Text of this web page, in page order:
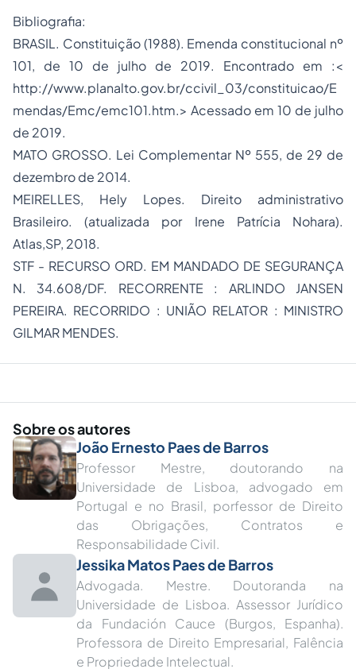
Bibliografia:
BRASIL. Constituição (1988). Emenda constitucional nº
101, de 10 de julho de 2019. Encontrado em :<
http://www.planalto.gov.br/ccivil_03/constituicao/E
mendas/Emc/emc101.htm.> Acessado em 10 de julho
de 2019.
MATO GROSSO. Lei Complementar Nº 555, de 29 de
dezembro de 2014.
MEIRELLES, Hely Lopes. Direito administrativo
Brasileiro. (atualizada por Irene Patrícia Nohara).
Atlas,SP, 2018.
STF - RECURSO ORD. EM MANDADO DE SEGURANÇA
N. 34.608/DF. RECORRENTE : ARLINDO JANSEN
PEREIRA. RECORRIDO : UNIÃO RELATOR : MINISTRO
GILMAR MENDES.
Sobre os autores
João Ernesto Paes de Barros
Professor Mestre, doutorando na
Universidade de Lisboa, advogado em
Portugal e no Brasil, porfessor de Direito
das Obrigações, Contratos e
Responsabilidade Civil.
Jessika Matos Paes de Barros
Advogada. Mestre. Doutoranda na
Universidade de Lisboa. Assessor Jurídico
da Fundación Cauce (Burgos, Espanha).
Professora de Direito Empresarial, Falência
e Propriedade Intelectual.